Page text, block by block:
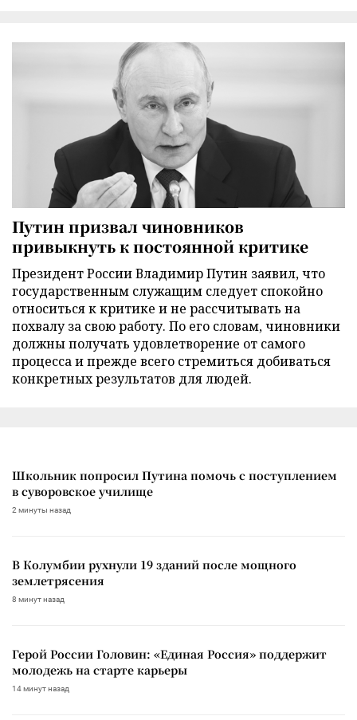
Путин призвал чиновников
привыкнуть к постоянной критике
Президент России Владимир Путин заявил, что
государственным служащим следует спокойно
относиться к критике и не рассчитывать на
похвалу за свою работу. По его словам, чиновники
должны получать удовлетворение от самого
процесса и прежде всего стремиться добиваться
конкретных результатов для людей.
Школьник попросил Путина помочь с поступлением
в суворовское училище
2 минуты назад
В Колумбии рухнули 19 зданий после мощного
землетрясения
8 минут назад
Герой России Головин: «Единая Россия» поддержит
молодежь на старте карьеры
14 минут назад